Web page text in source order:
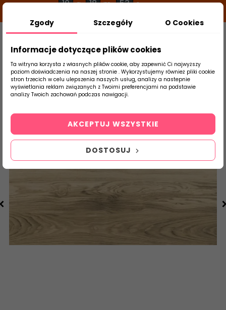
10 g 18 m 52 s
Szukaj
produktu
Strona Główna Płytki Łazienkowe
Zgody Szczegóły O Cookies
Informacje dotyczące plików cookies
Ta witryna korzysta z własnych plików cookie, aby zapewnić Ci najwyższy
poziom doświadczenia na naszej stronie . Wykorzystujemy również pliki cookie
stron trzecich w celu ulepszenia naszych usług, analizy a nastepnie
wyświetlania reklam związanych z Twoimi preferencjami na podstawie
analizy Twoich zachowań podczas nawigacji.
DOSTOSUJ
AKCEPTUJ WSZYSTKIE